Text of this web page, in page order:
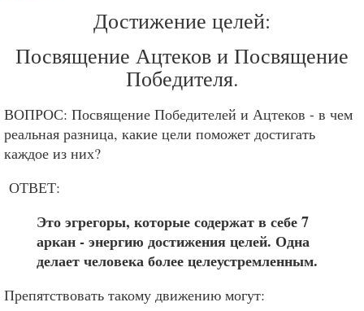
Достижение целей:
Посвящение Ацтеков и Посвящение
Победителя.
ВОПРОС: Посвящение Победителей и Ацтеков - в чем
реальная разница, какие цели поможет достигать
каждое из них?
ОТВЕТ:
Это эгрегоры, которые содержат в себе 7
аркан - энергию достижения целей. Одна
делает человека более целеустремленным.
Препятствовать такому движению могут: